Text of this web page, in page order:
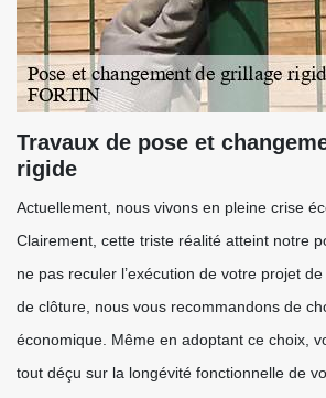
Travaux de pose et
rigide
Actuellement, nous vivons en pleine crise
Clairement, cette triste réalité atteint notre
ne pas reculer l’exécution de votre projet
de clôture, nous vous recommandons de
économique. Même en adoptant ce choix,
tout déçu sur la longévité fonctionnelle de